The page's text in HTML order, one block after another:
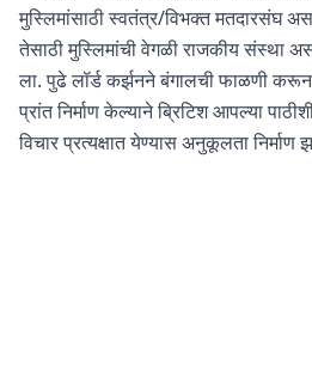
मुस्लिमांसाठी स्वतंत्र/विभक्त मतदारसंघ
तेसाठी मुस्लिमांची वेगळी राजकीय संस्था
ला. पुढे लॉर्ड कर्झनने बंगालची फाळणी
प्रांत निर्माण केल्याने ब्रिटिश आपल्या
विचार प्रत्यक्षात येण्यास अनुकूलता निर्माण